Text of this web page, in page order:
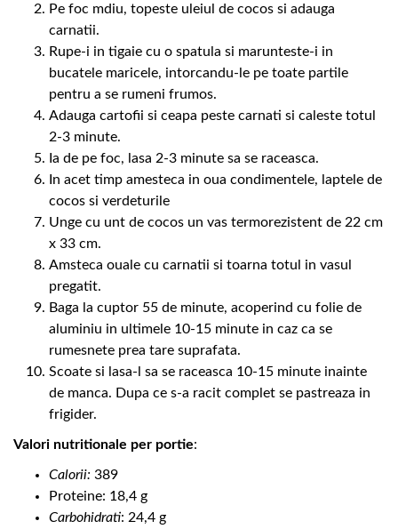
Pe foc mdiu, topeste uleiul de cocos si adauga
carnatii.
Rupe-i in tigaie cu o spatula si marunteste-i in
bucatele maricele, intorcandu-le pe toate partile
pentru a se rumeni frumos.
Adauga cartofii si ceapa peste carnati si caleste totul
2-3 minute.
Ia de pe foc, lasa 2-3 minute sa se raceasca.
In acet timp amesteca in oua condimentele, laptele de
cocos si verdeturile
Unge cu unt de cocos un vas termorezistent de 22 cm
x 33 cm.
Amsteca ouale cu carnatii si toarna totul in vasul
pregatit.
Baga la cuptor 55 de minute, acoperind cu folie de
aluminiu in ultimele 10-15 minute in caz ca se
rumesnete prea tare suprafata.
Scoate si lasa-l sa se raceasca 10-15 minute inainte
de manca. Dupa ce s-a racit complet se pastreaza in
frigider.
Valori nutritionale per portie:
Calorii: 389
Proteine: 18,4 g
Carbohidrati: 24,4 g